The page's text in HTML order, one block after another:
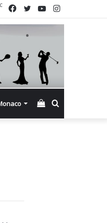
Instagram
YouTube
Twitter
Facebook
Смотреть